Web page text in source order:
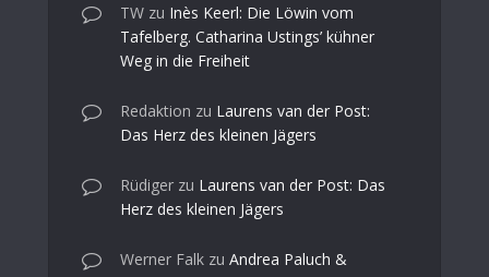
TW zu Inès Keerl: Die Löwin vom
Tafelberg. Catharina Ustings’ kühner
Weg in die Freiheit
Redaktion zu Laurens van der Post:
Das Herz des kleinen Jägers
Rüdiger zu Laurens van der Post: Das
Herz des kleinen Jägers
Werner Falk zu Andrea Paluch &